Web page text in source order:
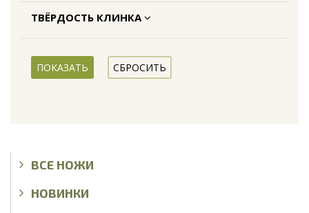
ТВЁРДОСТЬ КЛИНКА
ВСЕ НОЖИ
НОВИНКИ